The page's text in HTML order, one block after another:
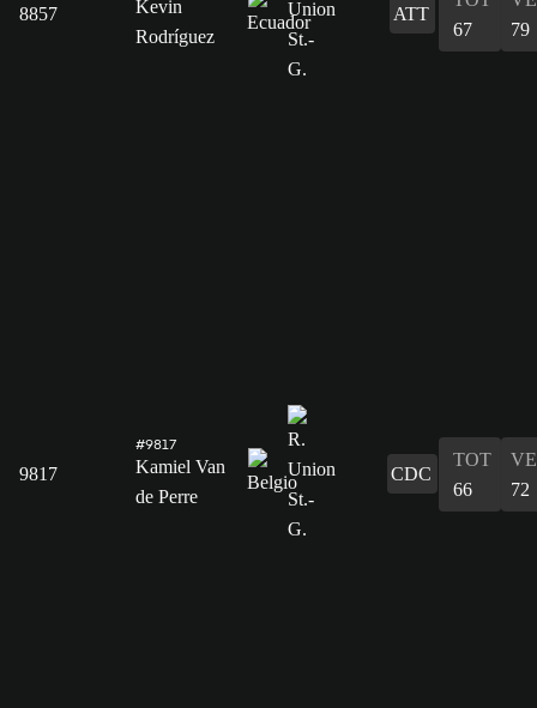
8857
Kevin
Rodríguez
ATT
67
79
9817
#9817
Kamiel Van
de Perre
CDC
TOT
66
72